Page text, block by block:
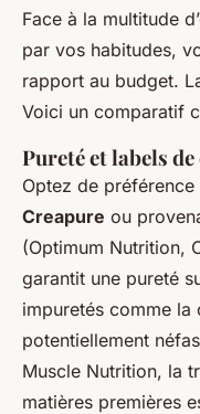
Face à la multitude
par vos habitudes,
rapport au budget.
Voici un comparatif
Pureté et labels
Optez de
Creapure ou
(Optimum Nutrition,
garantit une pureté
impuretés comme
potentiellement
Muscle Nutrition, la
matières premières